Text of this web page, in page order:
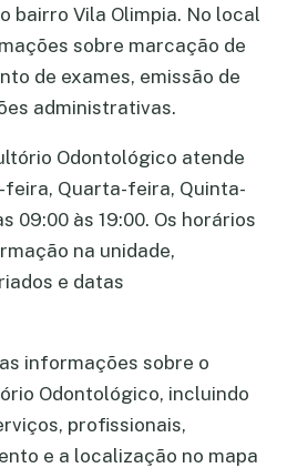
bairro Vila Olimpia. No local
sobre marcação de
de exames, emissão de
administrativas.
Odontológico atende
Quarta-feira, Quinta-
09:00 às 19:00. Os horários
na unidade,
e datas
informações sobre o
Odontológico, incluindo
profissionais,
e a localização no mapa